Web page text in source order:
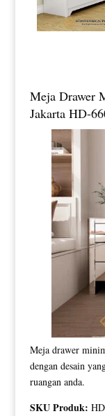
Meja Drawer
Jakarta HD-
Meja drawer
dengan desain
ruangan anda.
SKU Produk: